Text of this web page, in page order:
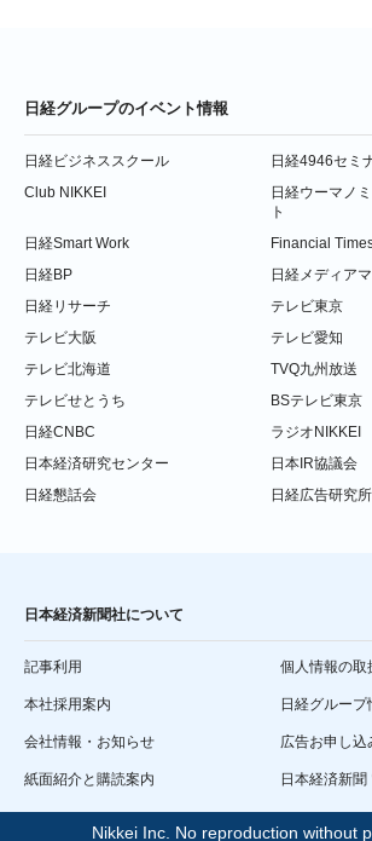
日経グループのイベント情報
日経ビジネススクール
日経4946セミ
Club NIKKEI
日経ウーマノ
ト
日経Smart Work
Financial
日経BP
日経メディア
日経リサーチ
テレビ東京
テレビ大阪
テレビ愛知
テレビ北海道
TVQ九州放送
テレビせとうち
BSテレビ東京
日経CNBC
ラジオNIKKEI
日本経済研究センター
日本IR協議会
日経懇話会
日経広告研究所
日本経済新聞社について
記事利用 個人情報の取
本社採用案内 日経グループ
会社情報・お知らせ 広告お申し込
紙面紹介と購読案内 日本経済新聞
Nikkei Inc. No reproduction without